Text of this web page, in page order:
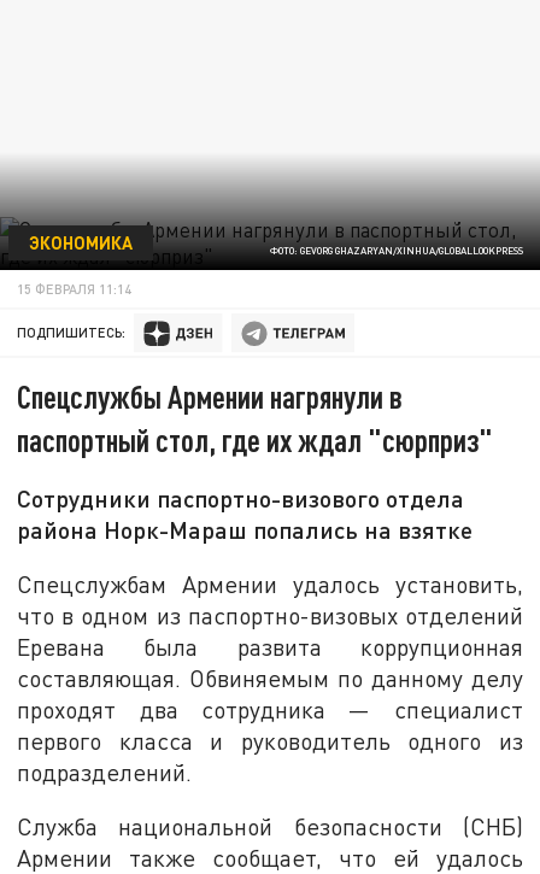
ФОТО: GEVORG GHAZARYAN/XINHUA/GLOBALLOOKPRESS
ЭКОНОМИКА
15 ФЕВРАЛЯ 11:14
ПОДПИШИТЕСЬ:
Спецслужбы Армении нагрянули в
паспортный стол, где их ждал "сюрприз"
Сотрудники паспортно-визового отдела
района Норк-Мараш попались на взятке
Спецслужбам Армении удалось установить,
что в одном из паспортно-визовых отделений
Еревана была развита коррупционная
составляющая. Обвиняемым по данному делу
проходят два сотрудника — специалист
первого класса и руководитель одного из
подразделений.
Служба национальной безопасности (СНБ)
Армении также сообщает, что ей удалось